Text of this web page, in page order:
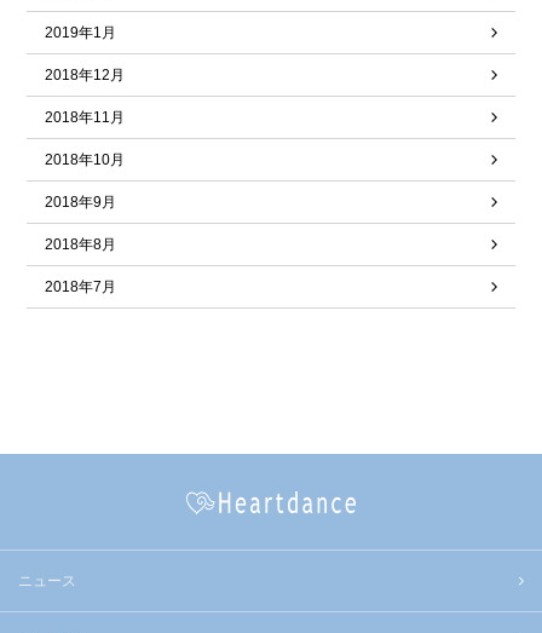
2019年1月
2018年12月
2018年11月
2018年10月
2018年9月
2018年8月
2018年7月
ニュース